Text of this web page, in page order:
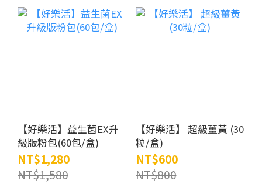
【好樂活】益生菌EX升
級版粉包(60包/盒)
NT$1,280
NT$1,580
【好樂活】 超級薑黃 (30
粒/盒)
NT$600
NT$800